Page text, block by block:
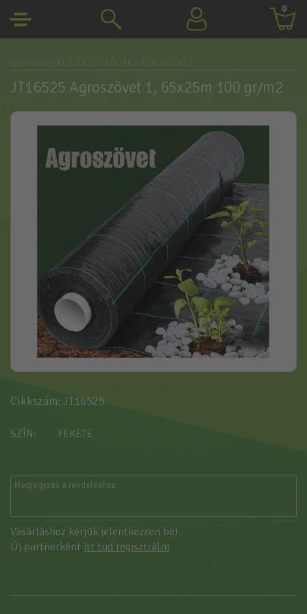
0
JT16525 Agroszövet 1, 65x25m 100 gr/m2
Cikkszám: JT16525
SZÍN FEKETE
Vásárláshoz kérjük jelentkezzen be!
Új partnerként itt tud regisztrálni